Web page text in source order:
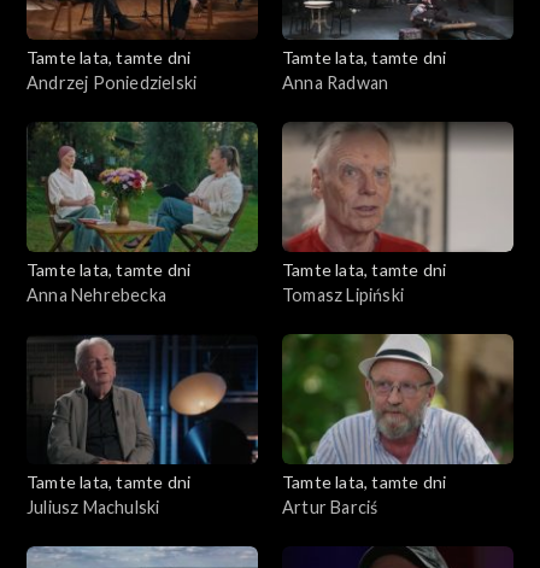
Tamte lata, tamte dni
Andrzej Poniedzielski
Tamte lata, tamte dni
Anna Radwan
Tamte lata, tamte dni
Anna Nehrebecka
Tamte lata, tamte dni
Tomasz Lipiński
Tamte lata, tamte dni
Juliusz Machulski
Tamte lata, tamte dni
Artur Barciś